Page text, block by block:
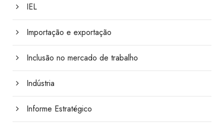
IEL
Importação e exportação
Inclusão no mercado de trabalho
Indústria
Informe Estratégico